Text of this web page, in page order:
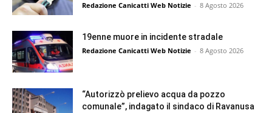
Redazione Canicatti Web Notizie - 8 Agosto 2026
19enne muore in incidente stradale
Redazione Canicatti Web Notizie - 8 Agosto 2026
“Autorizzò prelievo acqua da pozzo
comunale”, indagato il sindaco di Ravanusa